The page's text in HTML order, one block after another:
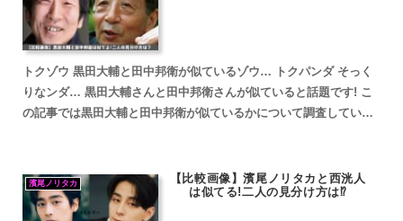
トクゾウ 黒田大輔と田中邦衛が似ているゾウ… トクパンダ そっく
りなンダ… 黒田大輔さんと田中邦衛さんが似ていると話題です! こ
の記事では黒田大輔と田中邦衛が似ているかについて調査していき
濱尾ノリタカ
【比較画像】濱尾ノリタカと西洸人
は似てる!二人の見分け方は⁉